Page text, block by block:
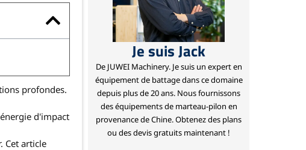
profondes.
d'impact
Cet article
Je suis Jack
De JUWEI Machinery. Je suis un expert en
équipement de battage dans ce domaine
depuis plus de 20 ans. Nous fournissons
des équipements de marteau-pilon en
provenance de Chine.Obtenez des plans
ou des devis gratuits maintenant !